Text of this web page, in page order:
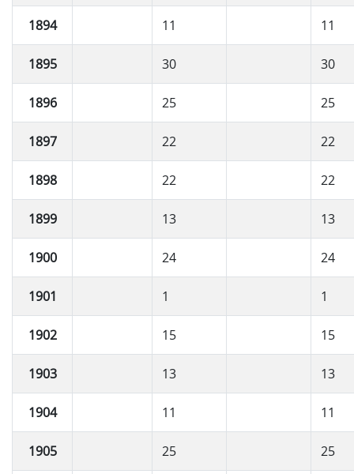
1894 11 11
1895 30 30
1896 25 25
1897 22 22
1898 22 22
1899 13 13
1900 24 24
1901 1 1
1902 15 15
1903 13 13
1904 11 11
1905 25 25